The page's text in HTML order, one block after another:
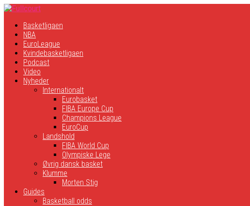
Basketligaen
NBA
EuroLeague
Kvindebasketligaen
Podcast
Video
Nyheder
Internationalt
Eurobasket
FIBA Europe Cup
Champions League
EuroCup
Landshold
FIBA World Cup
Olympiske Lege
Øvrig dansk basket
Klumme
Morten Stig
Guides
Basketball odds